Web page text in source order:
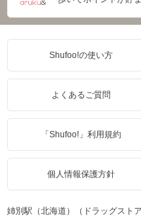
Shufoo!の使い方
よくあるご質問
「Shufoo!」利用規約
個人情報保護方針
姉別駅（北海道）（ドラッグスト